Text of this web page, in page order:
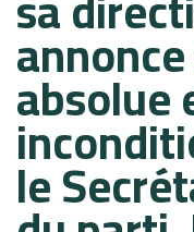
absolue
le